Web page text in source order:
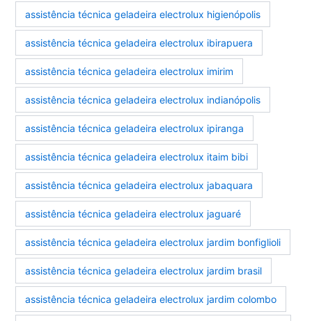
assistência técnica geladeira electrolux higienópolis
assistência técnica geladeira electrolux ibirapuera
assistência técnica geladeira electrolux imirim
assistência técnica geladeira electrolux indianópolis
assistência técnica geladeira electrolux ipiranga
assistência técnica geladeira electrolux itaim bibi
assistência técnica geladeira electrolux jabaquara
assistência técnica geladeira electrolux jaguaré
assistência técnica geladeira electrolux jardim bonfiglioli
assistência técnica geladeira electrolux jardim brasil
assistência técnica geladeira electrolux jardim colombo